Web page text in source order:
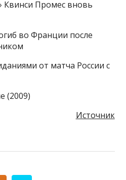
Квинси Промес вновь
во Франции после
от матча России с
(2009)
Источник